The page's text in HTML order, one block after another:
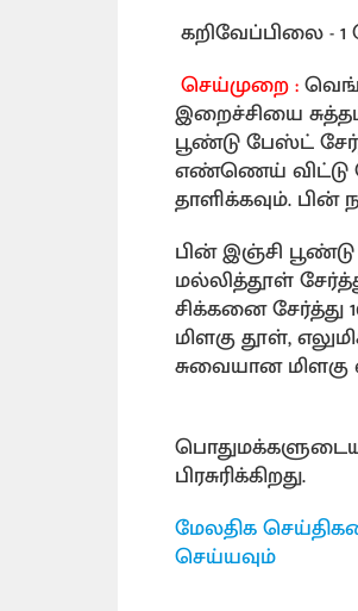
கறிவேப்பிலை -
செய்முறை :
இறைச்சியை
பூண்டு பேஸ்ட்
எண்ணெய் விட்டு
தாளிக்கவும். பின்
பின் இஞ்சி
மல்லித்தூள்
சிக்கனை சேர்த்து
மிளகு தூள்,
சுவையான
பிரசுரிக்கிறது.
மேலதிக
செய்யவும்